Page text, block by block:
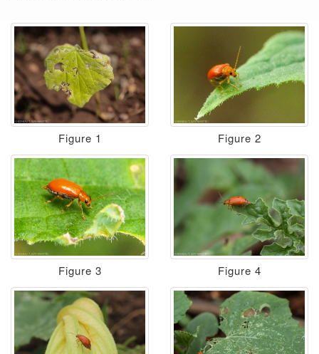
Figure 1 Figure 2
Figure 3 Figure 4